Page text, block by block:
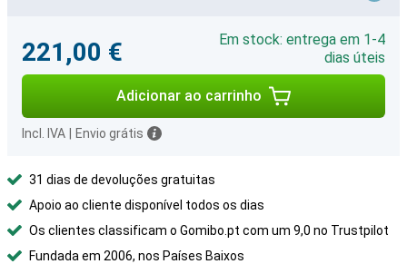
221,00 €
Em stock: entrega em 1-4
dias úteis
Adicionar ao carrinho
Incl. IVA Envio grátis
31 dias de devoluções gratuitas
Apoio ao cliente disponível todos os dias
Os clientes classificam o Gomibo.pt com um 9,0 no Trustpilot
Fundada em 2006, nos Países Baixos